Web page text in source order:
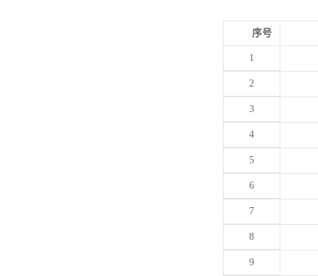
序号
1
2
3
4
5
6
7
8
9